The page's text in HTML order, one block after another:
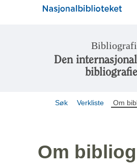
Bibliografi
Den
Søk Verkliste Om
Om